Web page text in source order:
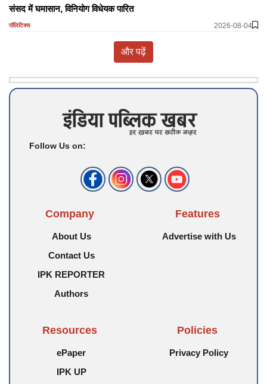
​​​​​​​संसद में घमासान, विनियोग विधेयक पारित
पॉलिटिक्स 2026-08-04
और पढ़ें
Follow Us on:
Company
About Us
Contact Us
IPK REPORTER
Authors
Features
Advertise with Us
Resources
ePaper
IPK UP
Policies
Privacy Policy